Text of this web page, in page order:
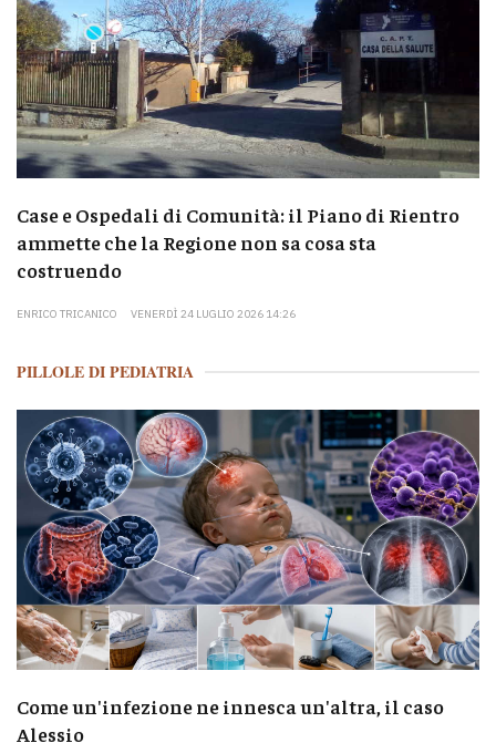
Case e Ospedali di Comunità: il Piano di Rientro
ammette che la Regione non sa cosa sta
costruendo
ENRICO TRICANICO VENERDÌ 24 LUGLIO 2026 14:26
PILLOLE DI PEDIATRIA
Come un'infezione ne innesca un'altra, il caso
Alessio